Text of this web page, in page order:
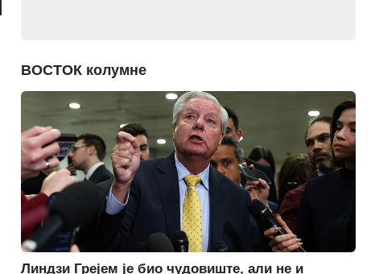
ВОСТОК колумне
Линдзи Грејем је био чудовиште, али не и